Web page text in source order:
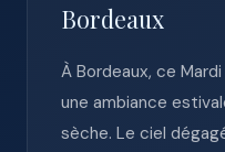
Bordeaux
À Bordeaux, ce
une ambiance
sèche. Le ciel